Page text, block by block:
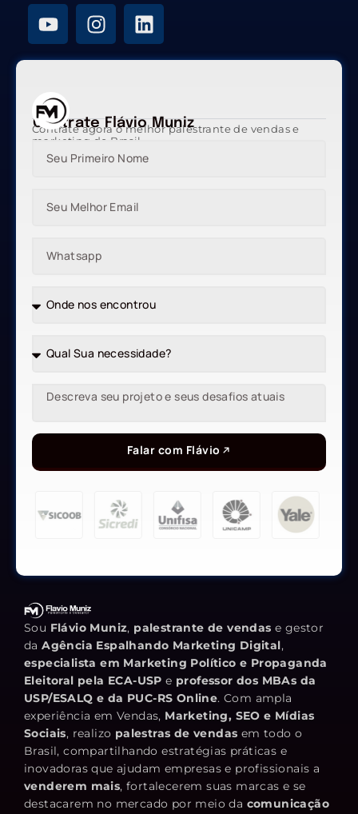
Contrate Flávio Muniz
Contrate agora o melhor palestrante de vendas e
marketing do Brasil
Falar com Flávio
Sou Flávio Muniz, palestrante de vendas e gestor
daAgência Espalhando Marketing Digital,
especialista em Marketing Político e Propaganda
Eleitoral pela ECA-USP e professor dos MBAs da
USP/ESALQ e da PUC-RS Online. Com ampla
experiência em Vendas, Marketing, SEO e Mídias
Sociais, realizo palestras de vendas em todo o
Brasil, compartilhando estratégias práticas e
inovadoras que ajudam empresas e profissionais a
venderem mais, fortalecerem suas marcas e se
destacarem no mercado por meio da comunicação